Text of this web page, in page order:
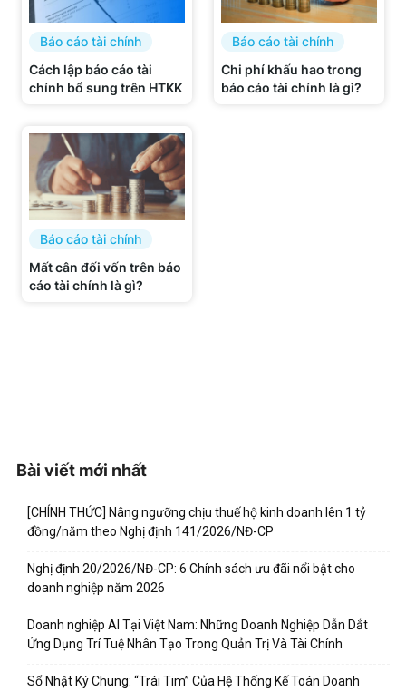
Báo cáo tài chính
Cách lập báo cáo tài
chính bổ sung trên HTKK
Báo cáo tài chính
Chi phí khấu hao trong
báo cáo tài chính là gì?
Báo cáo tài chính
Mất cân đối vốn trên báo
cáo tài chính là gì?
Bài viết mới nhất
[CHÍNH THỨC] Nâng ngưỡng chịu thuế hộ kinh doanh lên 1 tỷ
đồng/năm theo Nghị định 141/2026/NĐ-CP
Nghị định 20/2026/NĐ-CP: 6 Chính sách ưu đãi nổi bật cho
doanh nghiệp năm 2026
Doanh nghiệp AI Tại Việt Nam: Những Doanh Nghiệp Dẫn Dắt
Ứng Dụng Trí Tuệ Nhân Tạo Trong Quản Trị Và Tài Chính
Sổ Nhật Ký Chung: “Trái Tim” Của Hệ Thống Kế Toán Doanh